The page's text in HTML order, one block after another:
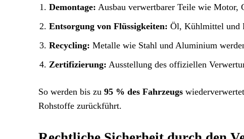
Demontage: Ausbau verwertbarer Teile wie Motor,
Entsorgung von Flüssigkeiten: Öl, Kühlmittel und
Recycling: Metalle wie Stahl und Aluminium
Zertifizierung: Ausstellung des offiziellen
So werden bis zu 95 % des Fahrzeugs
Rohstoffe zurückführt.